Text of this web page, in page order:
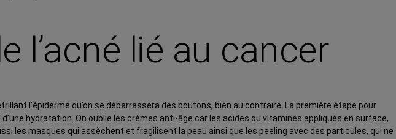
l’acné lié au cancer
l’épiderme qu’on se débarrassera des boutons, bien au contraire. La première étape pour
hydratation. On oublie les crèmes anti-âge car les acides ou vitamines appliqués en surface,
les masques qui assèchent et fragilisent la peau ainsi que les peeling avec des particules, qui ne